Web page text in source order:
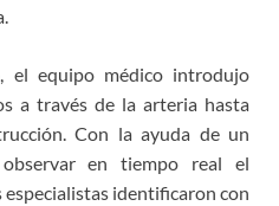
el equipo médico introdujo
a través de la arteria hasta
Con la ayuda de un
en tiempo real el
identificaron con